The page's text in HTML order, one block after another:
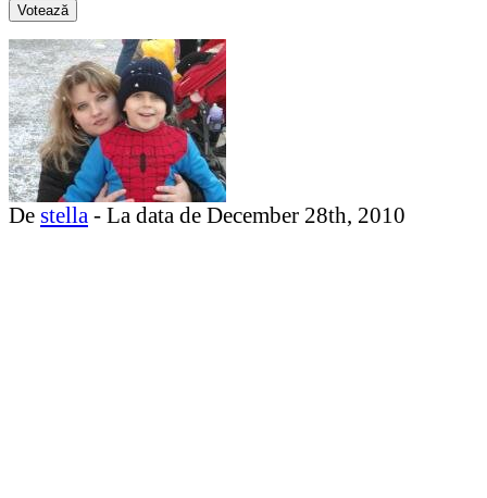
De stella - La data de December 28th, 2010